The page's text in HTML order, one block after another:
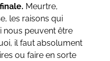
Meurtre,
les raisons qui
nous peuvent être
il faut absolument
ou faire en sorte